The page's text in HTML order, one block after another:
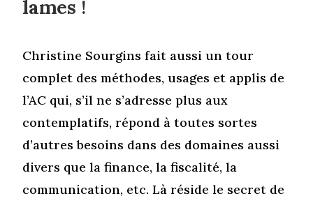
lames !
Christine Sourgins fait aussi un tour
complet des méthodes, usages et applis de
l’AC qui, s’il ne s’adresse plus aux
contemplatifs, répond à toutes sortes
d’autres besoins dans des domaines aussi
divers que la finance, la fiscalité, la
communication, etc. Là réside le secret de